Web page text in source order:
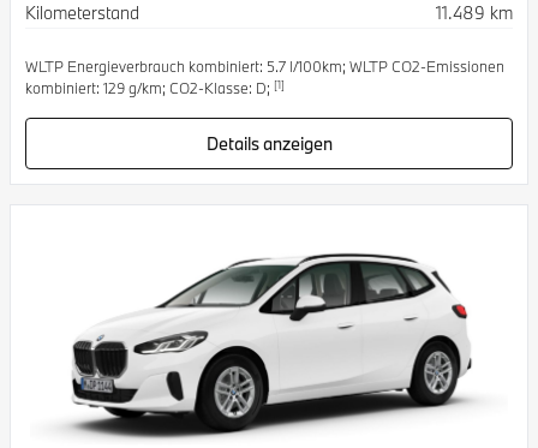
Kilometerstand
11.489 km
WLTP Energieverbrauch kombiniert: 5.7 l/100km; WLTP CO2-Emissionen
kombiniert: 129 g/km; CO2-Klasse: D; [1]
Details anzeigen